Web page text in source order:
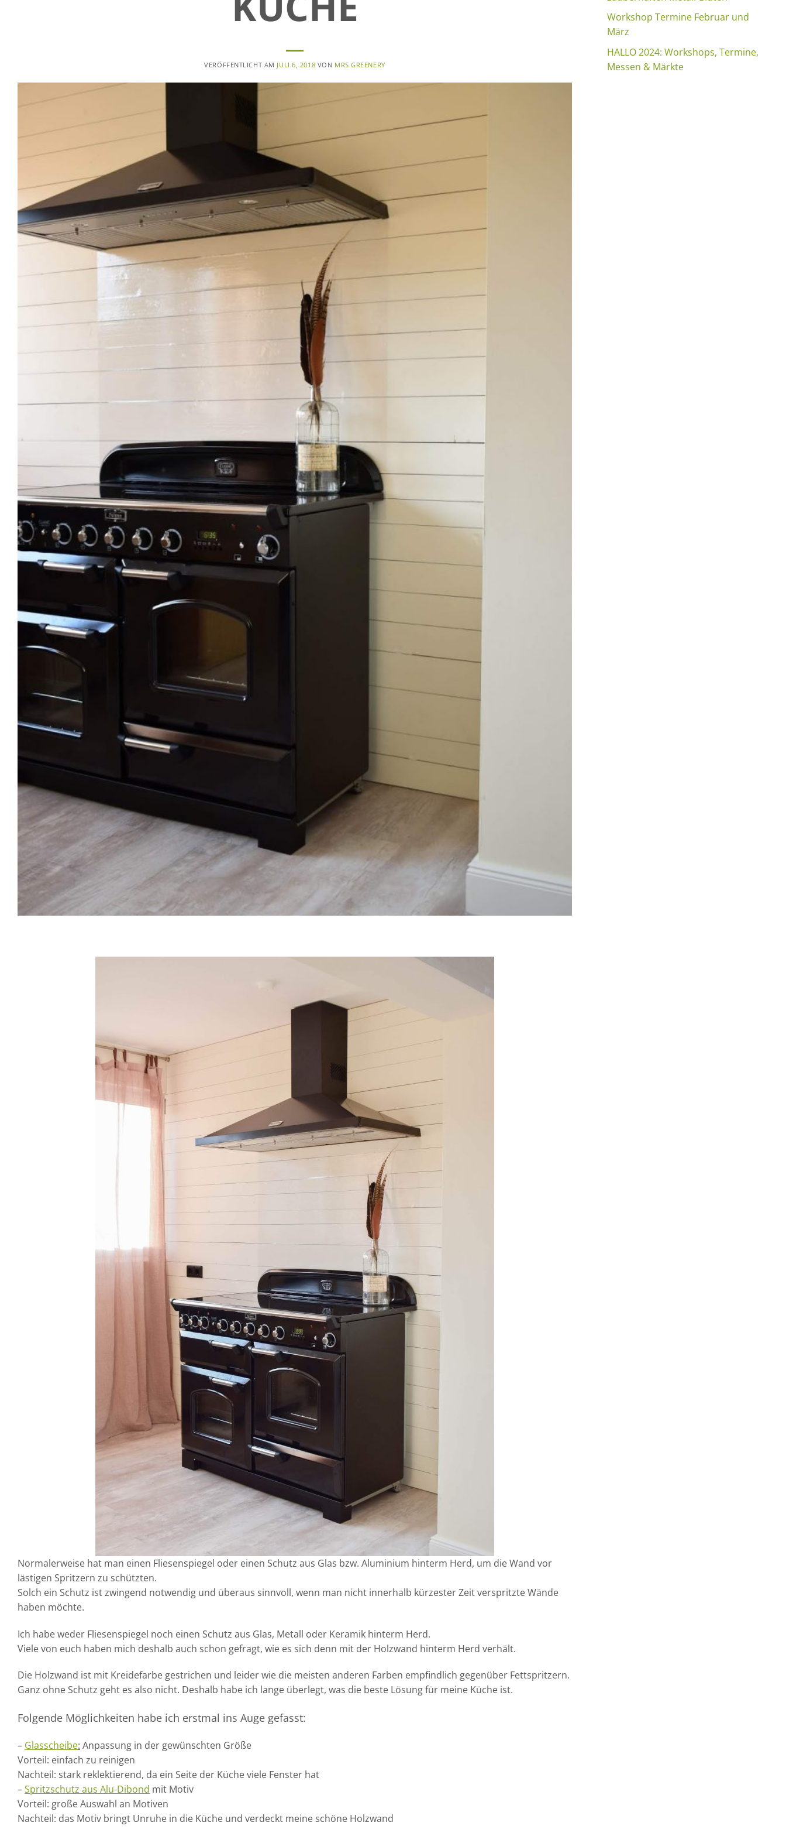
VERÖFFENTLICHT AM JULI 6, 2018 VON MRS GREENERY
Normalerweise hat man einen Fliesenspiegel oder einen Schutz aus Glas bzw. Aluminium hinterm Herd, um die Wand vor
lästigen Spritzern zu schützten.
Solch ein Schutz ist zwingend notwendig und überaus sinnvoll, wenn man nicht innerhalb kürzester Zeit verspritzte Wände
haben möchte.
Ich habe weder Fliesenspiegel noch einen Schutz aus Glas, Metall oder Keramik hinterm Herd.
Viele von euch haben mich deshalb auch schon gefragt, wie es sich denn mit der Holzwand hinterm Herd verhält.
Die Holzwand ist mit Kreidefarbe gestrichen und leider wie die meisten anderen Farben empfindlich gegenüber Fettspritzern.
Ganz ohne Schutz geht es also nicht. Deshalb habe ich lange überlegt, was die beste Lösung für meine Küche ist.
Folgende Möglichkeiten habe ich erstmal ins Auge gefasst:
– Glasscheibe: Anpassung in der gewünschten Größe
Vorteil: einfach zu reinigen
Nachteil: stark reklektierend, da ein Seite der Küche viele Fenster hat
–Spritzschutz aus Alu-Dibond mit Motiv
Vorteil: große Auswahl an Motiven
Nachteil: das Motiv bringt Unruhe in die Küche und verdeckt meine schöne Holzwand
Workshop Termine Februar und
März
HALLO 2024: Workshops, Termine,
Messen & Märkte